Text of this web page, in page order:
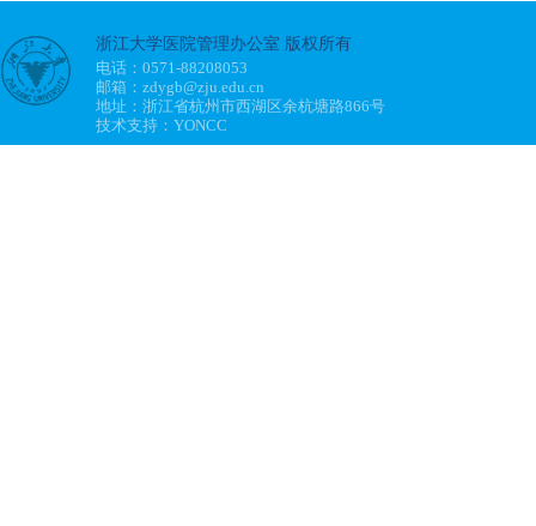
浙江大学医院管理办公室 版权所有
电话：0571-88208053
邮箱：zdygb@zju.edu.cn
地址：浙江省杭州市西湖区余杭塘路866号
技术支持：YONCC